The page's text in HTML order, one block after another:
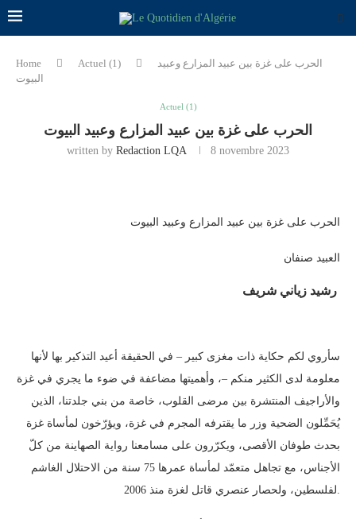
Home Actuel (1)
الحرب على غزة بين عبيد المزارع وعبيد
البيوت
Actuel (1)
الحرب على غزة بين عبيد المزارع وعبيد البيوت
written by Redaction LQA 8 novembre 2023
الحرب على غزة بين عبيد المزارع وعبيد البيوت
العبيد صنفان
سأروي لكم حكاية ذات مغزى كبير – في الحقيقة أعيد التذكير بها لأنها
معلومة لدى الكثير منكم –، وأهميتها مضاعفة في ضوء ما يجري في غزة
والأراجيف المنتشرة بين مرضى القلوب، خاصة من بني جلدتنا، الذين
يُحَمِّلون الضحية وزر ما يقترفه المجرم في غزة، ويؤرّخون لمأساة غزة
بحدث طوفان الأقصى، ويكرّرون على مسامعنا رواية الصهاينة من كلّ
الأجناس، مع تجاهل متعمّد لمأساة عمرها 75 سنة من الاحتلال الغاشم
لفلسطين، ولحصار عنصري قاتل لغزة منذ 2006.